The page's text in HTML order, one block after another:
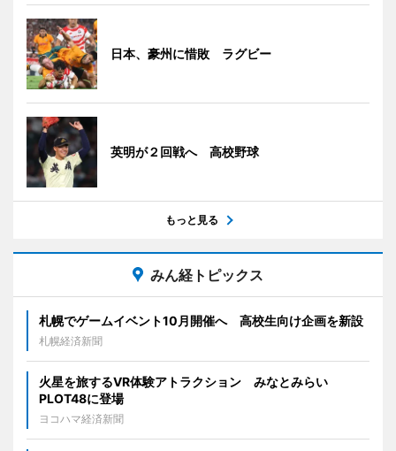
日本、豪州に惜敗 ラグビー
英明が２回戦へ 高校野球
もっと見る
みん経トピックス
札幌でゲームイベント10月開催へ 高校生向け企画を新設
札幌経済新聞
火星を旅するVR体験アトラクション みなとみらい
PLOT48に登場
ヨコハマ経済新聞